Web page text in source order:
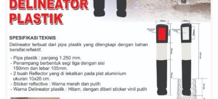
Jual Delineator Plastik, Jual Delineator Plastik Murah, Pabrik
Delineator Plastik, Harga Delineator Plastik, Delineator
Plastik Murah DELINEATOR PEMBATAS JALAN PLASTIK